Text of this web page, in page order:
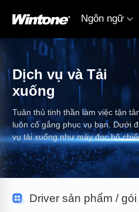
Ngôn ngữ
Dịch vụ và Tải
xuống
Tuân thủ tinh thần làm việc tận
luôn cố gắng phục vụ bạn. Dưới
vụ tải xuống như máy đọc hộ
trình điều khiển, tài liệu sản
cụ phát triển.
Driver sản phẩm /